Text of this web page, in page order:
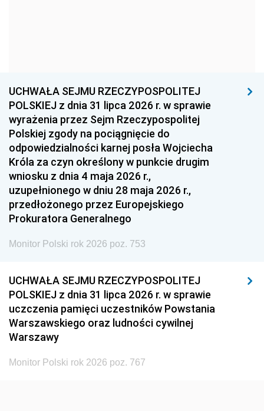
1954 1953 1952
1951 1950 1949
1948 1947
1939 1938 1937
1936 1930
UCHWAŁA SEJMU RZECZYPOSPOLITEJ
POLSKIEJ z dnia 31 lipca 2026 r. w sprawie
wyrażenia przez Sejm Rzeczypospolitej
Polskiej zgody na pociągnięcie do
odpowiedzialności karnej posła Wojciecha
Króla za czyn określony w punkcie drugim
wniosku z dnia 4 maja 2026 r.,
uzupełnionego w dniu 28 maja 2026 r.,
przedłożonego przez Europejskiego
Prokuratora Generalnego
Monitor Polski rok 2026 poz. 753
UCHWAŁA SEJMU RZECZYPOSPOLITEJ
POLSKIEJ z dnia 31 lipca 2026 r. w sprawie
uczczenia pamięci uczestników Powstania
Warszawskiego oraz ludności cywilnej
Warszawy
Monitor Polski rok 2026 poz. 767